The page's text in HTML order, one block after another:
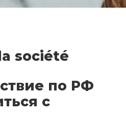
société
по РФ
с